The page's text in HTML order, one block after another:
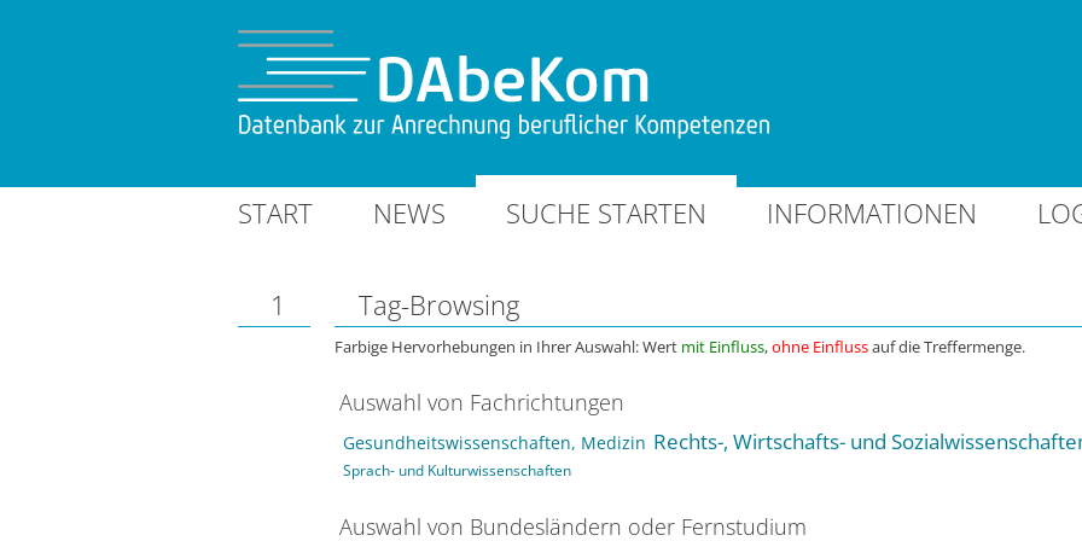
START NEWS SUCHE STARTEN INFORMATIONEN
1 Tag-Browsing
Farbige Hervorhebungen in Ihrer Auswahl: Wert mit Einfluss,ohne Einflussauf die Treffermenge.
Auswahl von Fachrichtungen
Gesundheitswissenschaften, Medizin Rechts-, Wirtschafts- und
Sprach- und Kulturwissenschaften
Auswahl von Bundesländern oder Fernstudium